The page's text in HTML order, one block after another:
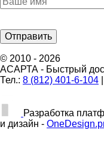
© 2010 - 2026
АСАРТА - Быстрый
Тел.: 8 (812) 401-6-104
Разработка
и дизайн -